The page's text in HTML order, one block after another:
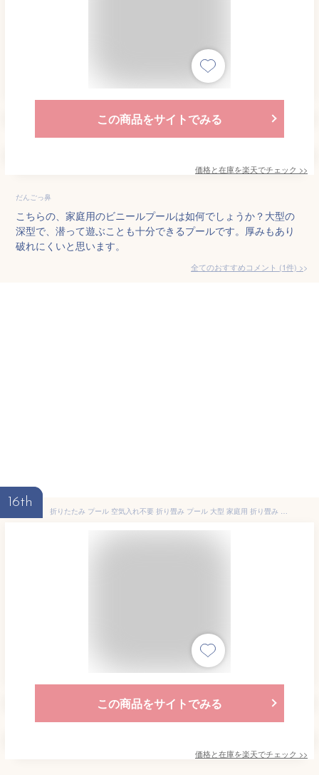
この商品をサイトでみる
価格と在庫を楽天でチェック >>
だんごっ鼻
こちらの、家庭用のビニールプールは如何でしょうか？大型の
深型で、潜って遊ぶことも十分できるプールです。厚みもあり
破れにくいと思います。
全てのおすすめコメント (1件) >
16th
折りたたみ プール 空気入れ不要 折り畳み プール 大型 家庭用 折り畳み 大型家庭用 中型 長方形 水遊び 折りたたみ プール 折りたたみ プール ファミリープール 加厚プール 家庭用プール プール キッズプール家庭用プール 簡易プール 1.6m/1.8m/2.1m/2.6m/3m/4m
この商品をサイトでみる
価格と在庫を楽天でチェック >>